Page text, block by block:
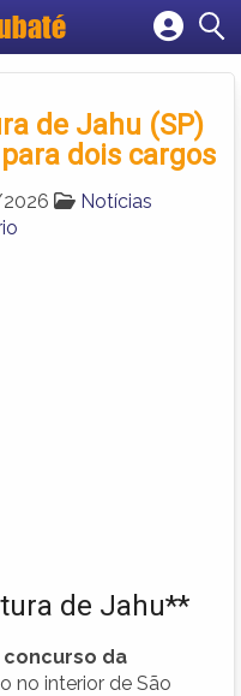
empresa
de Jahu (SP)
dois cargos
Notícias
de Jahu**
concurso da
no interior de São